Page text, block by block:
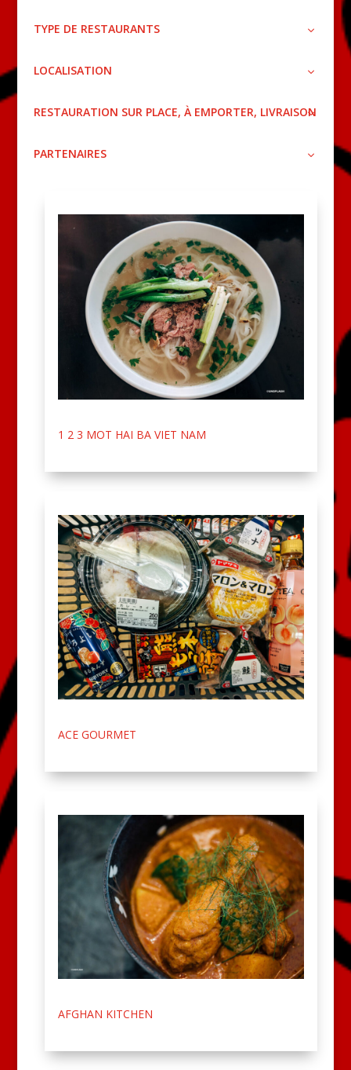
TYPE DE RESTAURANTS
LOCALISATION
RESTAURATION SUR PLACE, À EMPORTER, LIVRAISON
PARTENAIRES
1 2 3 MOT HAI BA VIET NAM
ACE GOURMET
AFGHAN KITCHEN